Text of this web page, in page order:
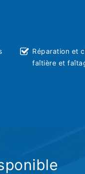
Réparation et
faîtière et